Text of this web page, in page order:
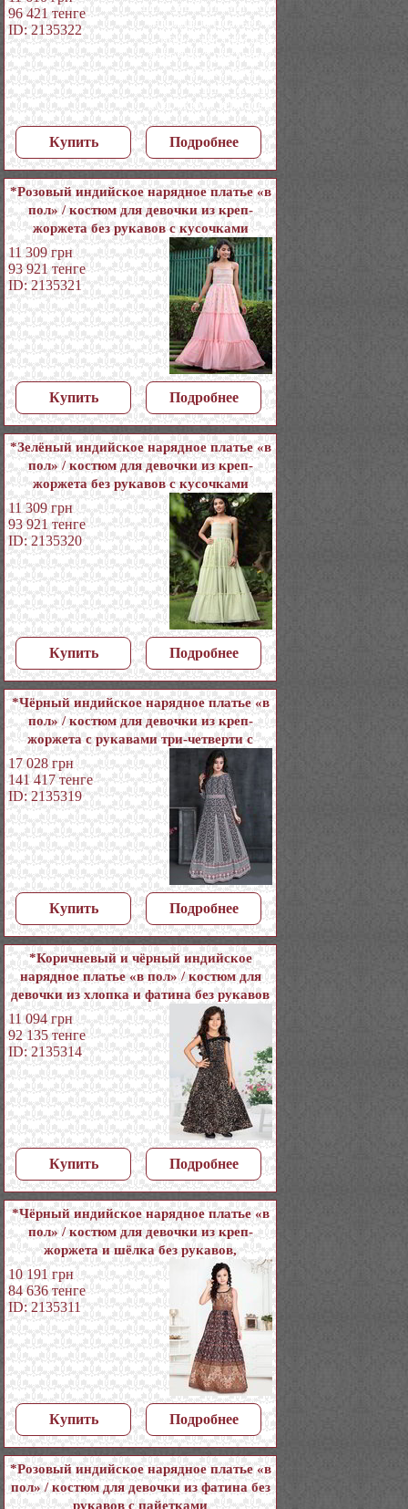
96 421 тенге
ID: 2135322
Купить Подробнее
*Розовый индийское нарядное платье «в
пол» / костюм для девочки из креп-
жоржета без рукавов с кусочками
11 309 грн
93 921 тенге
ID: 2135321
Купить Подробнее
*Зелёный индийское нарядное платье «в
пол» / костюм для девочки из креп-
жоржета без рукавов с кусочками
11 309 грн
93 921 тенге
ID: 2135320
Купить Подробнее
*Чёрный индийское нарядное платье «в
пол» / костюм для девочки из креп-
жоржета с рукавами три-четверти с
17 028 грн
141 417 тенге
ID: 2135319
Купить Подробнее
*Коричневый и чёрный индийское
нарядное платье «в пол» / костюм для
девочки из хлопка и фатина без рукавов
11 094 грн
92 135 тенге
ID: 2135314
Купить Подробнее
*Чёрный индийское нарядное платье «в
пол» / костюм для девочки из креп-
жоржета и шёлка без рукавов,
украшенный печатным рисунком с
10 191 грн
84 636 тенге
ID: 2135311
Купить Подробнее
*Розовый индийское нарядное платье «в
пол» / костюм для девочки из фатина без
рукавов с пайетками